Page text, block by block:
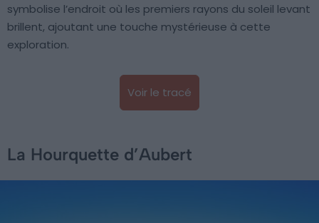
symbolise l’endroit où les premiers rayons du soleil levant
brillent, ajoutant une touche mystérieuse à cette
exploration.
Voir le tracé
La Hourquette d’Aubert